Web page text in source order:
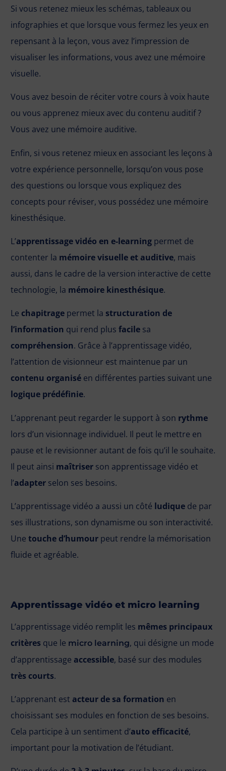
Si vous retenez mieux les schémas, tableaux ou
infographies et que lorsque vous fermez les yeux en
repensant à la leçon, vous avez l’impression de
visualiser les informations, vous avez une mémoire
visuelle.
Vous avez besoin de réciter votre cours à voix haute
ou vous apprenez mieux avec du contenu auditif ?
Vous avez une mémoire auditive.
Enfin, si vous retenez mieux en associant les leçons à
votre expérience personnelle, lorsqu’on vous pose
des questions ou lorsque vous expliquez des
concepts pour réviser, vous possédez une mémoire
kinesthésique.
L’apprentissage vidéo en e-learning permet de
contenter la mémoire visuelle et auditive, mais
aussi, dans le cadre de la version interactive de cette
technologie, la mémoire kinesthésique.
Le chapitrage permet la structuration de
l’information qui rend plus facile sa
compréhension. Grâce à l’apprentissage vidéo,
l’attention de visionneur est maintenue par un
contenu organisé en différentes parties suivant une
logique prédéfinie.
L’apprenant peut regarder le support à son rythme
lors d’un visionnage individuel. Il peut le mettre en
pause et le revisionner autant de fois qu’il le souhaite.
Il peut ainsi maîtriser son apprentissage vidéo et
l’adapter selon ses besoins.
L’apprentissage vidéo a aussi un côté ludique de par
ses illustrations, son dynamisme ou son interactivité.
Une touche d’humour peut rendre la mémorisation
fluide et agréable.
Apprentissage vidéo et micro learning
L’apprentissage vidéo remplit les mêmes principaux
critères que le micro learning, qui désigne un mode
d’apprentissage accessible, basé sur des modules
très courts.
L’apprenant est acteur de sa formation en
choisissant ses modules en fonction de ses besoins.
Cela participe à un sentiment d’auto efficacité,
important pour la motivation de l’étudiant.